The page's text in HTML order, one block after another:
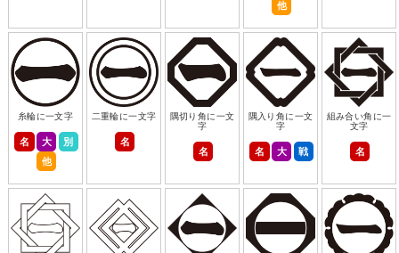
他
糸輪に一文字
名 大
別
他
二重輪に一文字
名
隅切り角に一文
字
名
隅入り角に一文
字
名 大 戦
組み合い角に一
文字
名